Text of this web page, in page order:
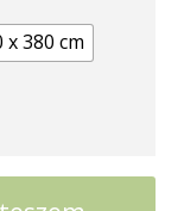
x 380 cm